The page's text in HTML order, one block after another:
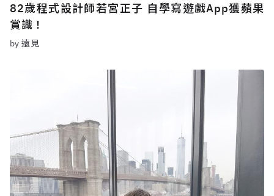
82歲程式設計師若宮正子 自學寫遊戲App獲蘋果
賞識！
by 遠見